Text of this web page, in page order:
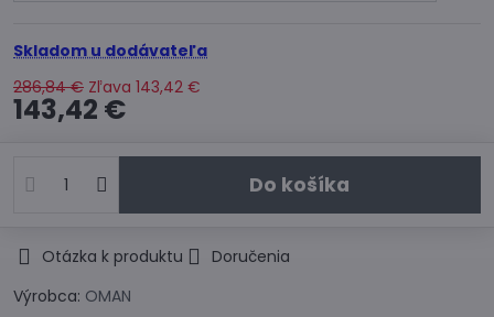
Skladom u dodávateľa
286,84 € Zľava 143,42 €
143,42 €
Do košíka
Otázka k produktu
Doručenia
Výrobca: OMAN